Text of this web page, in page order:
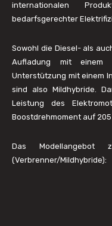
internationalen
bedarfsgerechter
Sowohl die Diesel- als
Aufladung mit einem
Unterstützung mit einem
sind also Mildhybride.
Leistung des
Boostdrehmoment auf
Das Modellangebot
(Verbrenner/Mildhybride):